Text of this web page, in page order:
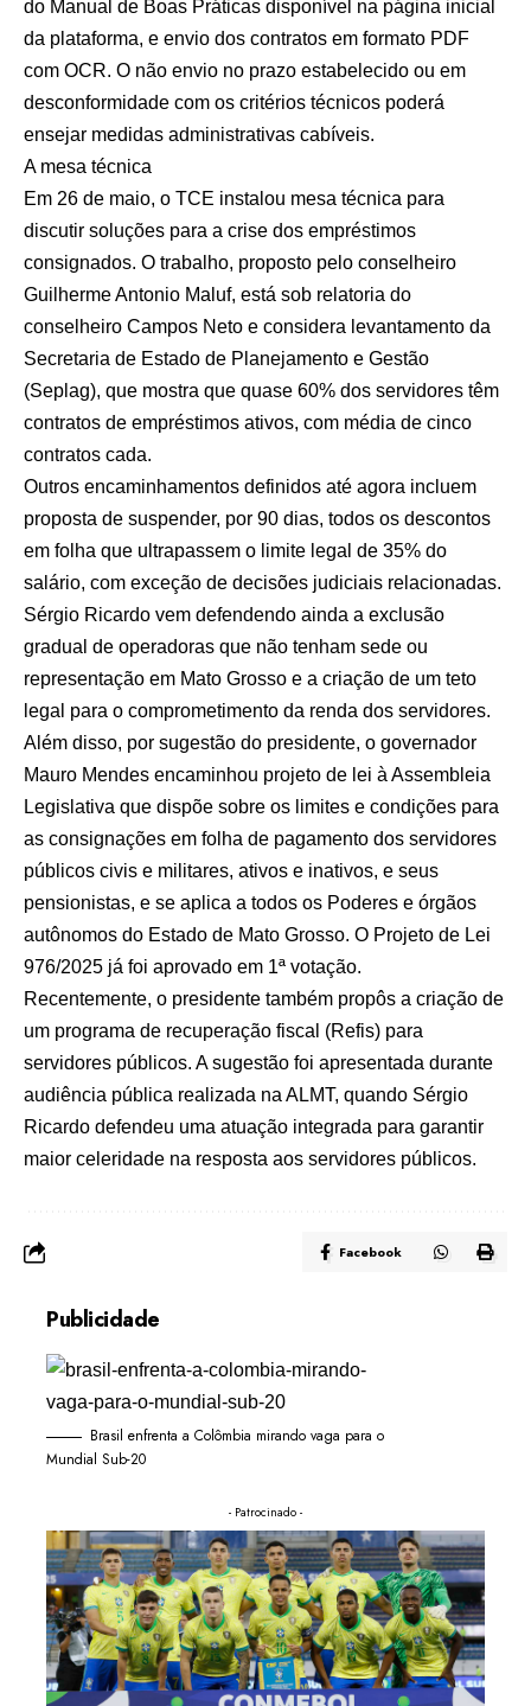
do Manual de Boas Práticas disponível na página inicial
da plataforma, e envio dos contratos em formato PDF
com OCR. O não envio no prazo estabelecido ou em
desconformidade com os critérios técnicos poderá
ensejar medidas administrativas cabíveis.
A mesa técnica
Em 26 de maio, o TCE instalou mesa técnica para
discutir soluções para a crise dos empréstimos
consignados. O trabalho, proposto pelo conselheiro
Guilherme Antonio Maluf, está sob relatoria do
conselheiro Campos Neto e considera levantamento da
Secretaria de Estado de Planejamento e Gestão
(Seplag), que mostra que quase 60% dos servidores têm
contratos de empréstimos ativos, com média de cinco
contratos cada.
Outros encaminhamentos definidos até agora incluem
proposta de suspender, por 90 dias, todos os descontos
em folha que ultrapassem o limite legal de 35% do
salário, com exceção de decisões judiciais relacionadas.
Sérgio Ricardo vem defendendo ainda a exclusão
gradual de operadoras que não tenham sede ou
representação em Mato Grosso e a criação de um teto
legal para o comprometimento da renda dos servidores.
Além disso, por sugestão do presidente, o governador
Mauro Mendes encaminhou projeto de lei à Assembleia
Legislativa que dispõe sobre os limites e condições para
as consignações em folha de pagamento dos servidores
públicos civis e militares, ativos e inativos, e seus
pensionistas, e se aplica a todos os Poderes e órgãos
autônomos do Estado de Mato Grosso. O Projeto de Lei
976/2025 já foi aprovado em 1ª votação.
Recentemente, o presidente também propôs a criação de
um programa de recuperação fiscal (Refis) para
servidores públicos. A sugestão foi apresentada durante
audiência pública realizada na ALMT, quando Sérgio
Ricardo defendeu uma atuação integrada para garantir
maior celeridade na resposta aos servidores públicos.
Facebook
Publicidade
Brasil enfrenta a Colômbia mirando vaga para o
Mundial Sub-20
- Patrocinado -